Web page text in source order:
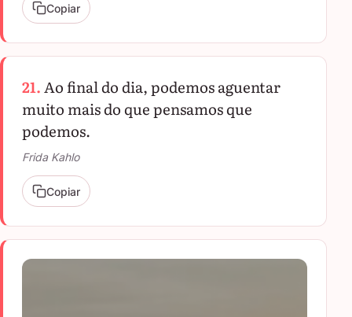
Copiar
21.Ao final do dia, podemos aguentar
muito mais do que pensamos que
podemos.
Frida Kahlo
Copiar